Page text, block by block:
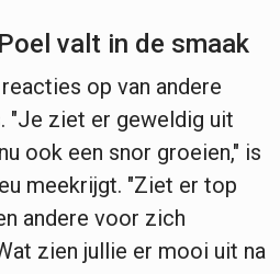
valt in de smaak
op van andere
"Je ziet er geweldig uit
ook een snor groeien," is
meekrijgt. "Ziet er top
andere voor zich
zien jullie er mooi uit na